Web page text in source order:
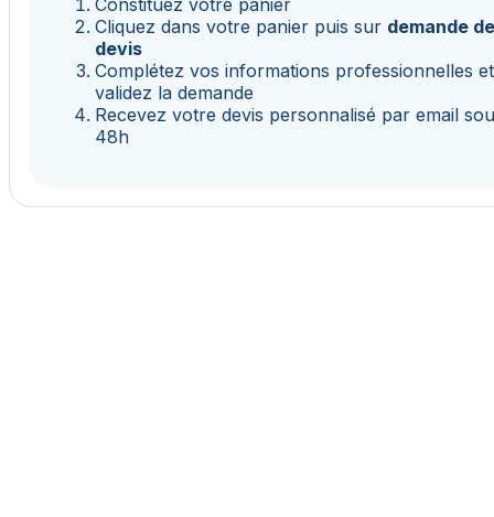
Constituez votre panier
Cliquez dans votre panier puis sur demande
devis
Complétez vos informations professionnelles et
validez la demande
Recevez votre devis personnalisé par email
48h